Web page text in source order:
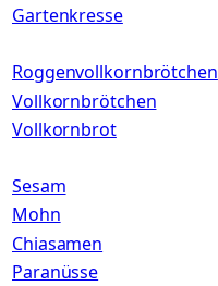
Gartenkresse
Roggenvollkornbrötchen
Vollkornbrötchen
Vollkornbrot
Sesam
Mohn
Chiasamen
Paranüsse